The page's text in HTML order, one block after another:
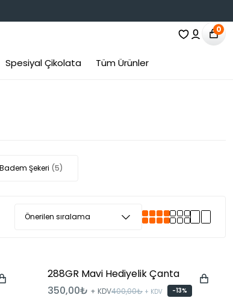
0
Spesiyal Çikolata Tüm Ürünler
Badem Şekeri (5)
288GR Mavi Hediyelik Çanta
350,00₺ + KDV400,00₺ + KDV -13%